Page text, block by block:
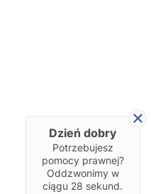
Dzień dobry
Potrzebujesz
pomocy prawnej?
Oddzwonimy w
ciągu 28 sekund.